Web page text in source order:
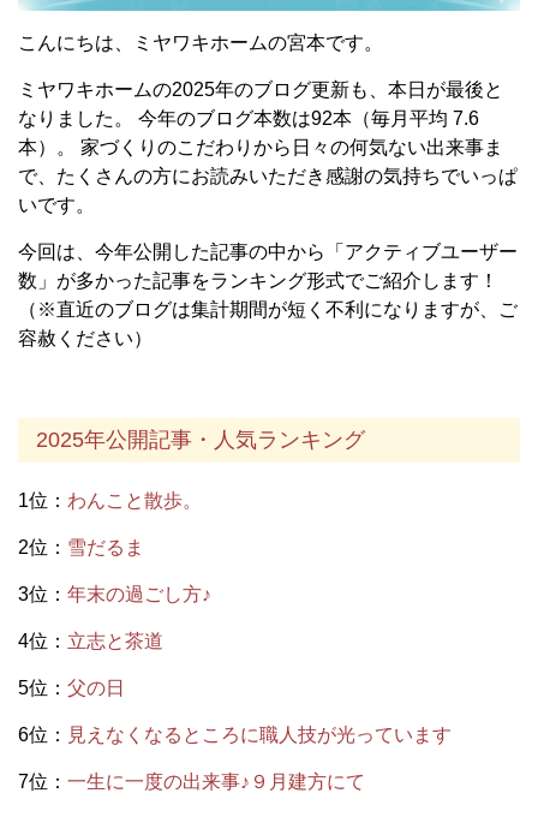
こんにちは、ミヤワキホームの宮本です。
ミヤワキホームの2025年のブログ更新も、本日が最後と
なりました。 今年のブログ本数は92本（毎月平均 7.6
本）。 家づくりのこだわりから日々の何気ない出来事ま
で、たくさんの方にお読みいただき感謝の気持ちでいっぱ
いです。
今回は、今年公開した記事の中から「アクティブユーザー
数」が多かった記事をランキング形式でご紹介します！
（※直近のブログは集計期間が短く不利になりますが、ご
容赦ください）
2025年公開記事・人気ランキング
1位： わんこと散歩。
2位： 雪だるま
3位： 年末の過ごし方♪
4位： 立志と茶道
5位： 父の日
6位： 見えなくなるところに職人技が光っています
7位： 一生に一度の出来事♪９月建方にて